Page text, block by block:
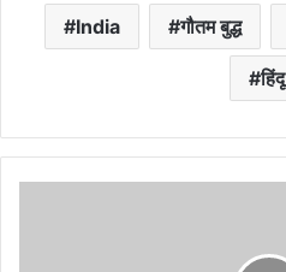
India गौतम बुद्ध
हिंदू